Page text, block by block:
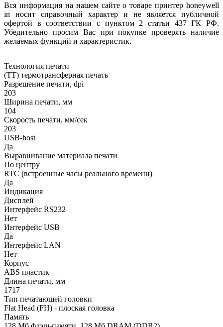
Вся информация на нашем сайте о товаре принтер honeywell
in носит справочный характер и не является публичной
офертой в соответствии с пунктом 2 статьи 437 ГК РФ.
Убедительно просим Вас при покупке проверять наличие
желаемых функций и характеристик.
Технология печати
(TT) термотрансферная печать
Разрешение печати, dpi
203
Ширина печати, мм
104
Скорость печати, мм/сек
203
USB-host
Да
Выравнивание материала печати
По центру
RTC (встроенные часы реального времени)
Да
Индикация
Дисплей
Интерфейс RS232
Нет
Интерфейс USB
Да
Интерфейс LAN
Нет
Корпус
ABS пластик
Длина печати, мм
1717
Тип печатающей головки
Flat Head (FH) - плоская головка
Память